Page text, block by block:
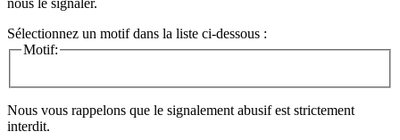
nous le signaler.
Sélectionnez un motif dans la liste ci-dessous :
Motif:
Nous vous rappelons que le signalement abusif est strictement
interdit.